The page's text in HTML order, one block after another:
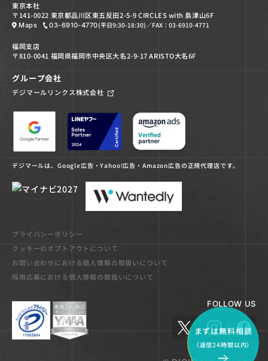
まずは無料相談
（返信24時間以内）
東京本社
〒141-0022 東京都品川区東五反田2-5-9 CIRCLES with 島津山6F
Maps 03-6910-4770(平日9:30-18:30)／FAX：03-6910-4771
福岡支店
〒810-0041 福岡県福岡市中央区大名2-9-17 ARISTO大名6F
グループ会社
デジマールリンクス株式会社
デジマールは、Google広告・Yahoo!広告・Amazon広告の正規代理店です。
プライバシーポリシー
クッキーのオプトアウトについて
お問い合わせにおける個人情報の取扱いについて
採用応募における個人情報の取扱いについて
FOLLOW US